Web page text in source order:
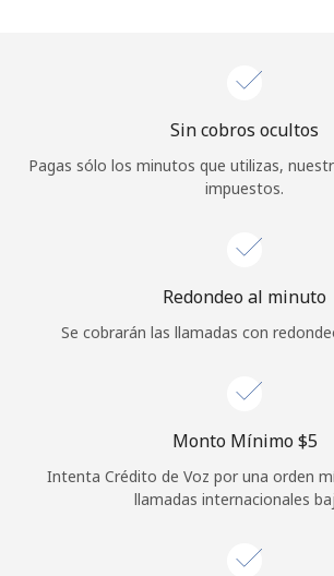
¡Hola!
Inicia sesión o
Continuar con
Sin cobros ocultos
Pagas sólo los minutos que utilizas,
impuestos.
Redondeo al minuto
Se cobrarán las llamadas con
Monto Mínimo ⁦$5⁩
Intenta Crédito de Voz por una orden
llamadas internacionales